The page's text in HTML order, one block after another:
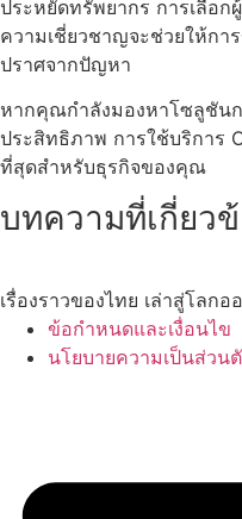
ประหยัดทรัพยากร การเลือ
ความเชี่ยวชาญจะช่วยให้กา
ปราศจากปัญหา
หากคุณกำลังมองหาโซลูชัน
ประสิทธิภาพ การใช้บริการ
ที่สุดสำหรับธุรกิจของคุณ
บทความที่เกี่ยว
เรื่องราวของไทย เล่าสู่โลกอ
ข้อกำหนดและเงื่อนไข
นโยบายความเป็นส่วน